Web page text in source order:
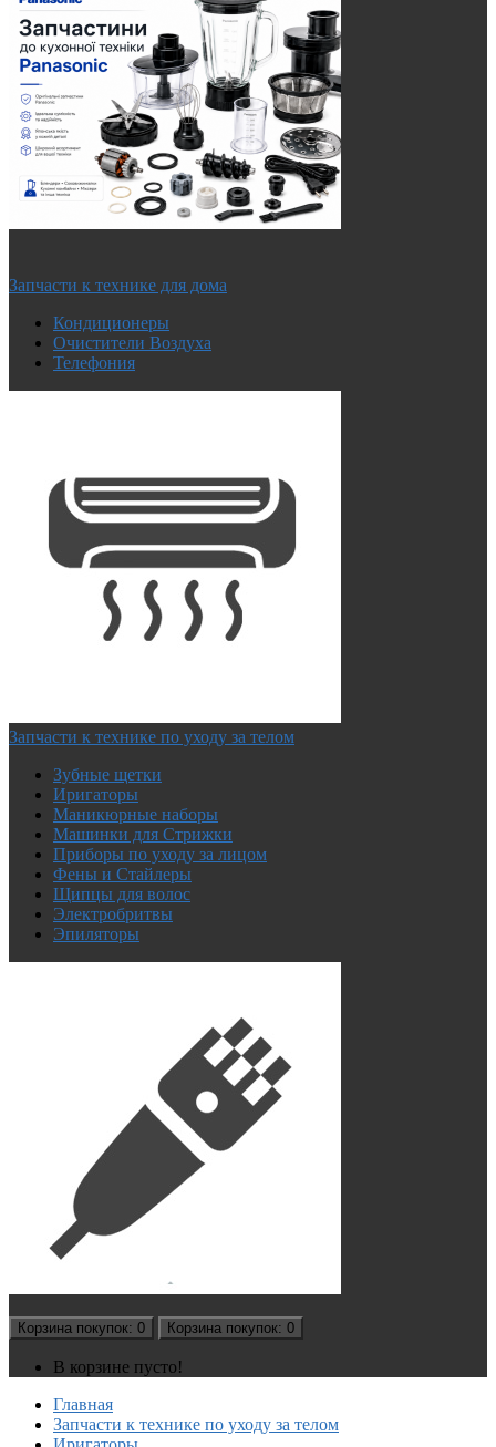
Запчасти к технике для дома
Кондиционеры
Очистители Воздуха
Телефония
Запчасти к технике по уходу за телом
Зубные щетки
Иригаторы
Маникюрные наборы
Машинки для Стрижки
Приборы по уходу за лицом
Фены и Стайлеры
Щипцы для волос
Электробритвы
Эпиляторы
Корзина покупок: 0 Корзина покупок: 0
В корзине пусто!
Главная
Запчасти к технике по уходу за телом